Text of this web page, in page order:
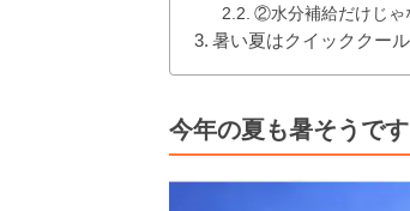
②水分補給だけじゃ
暑い夏はクイッククー
今年の夏も暑そうで